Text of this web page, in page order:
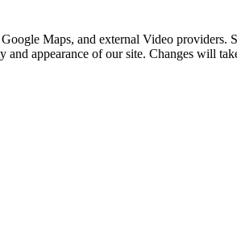
Maps, and external Video
appearance of our site. Changes will